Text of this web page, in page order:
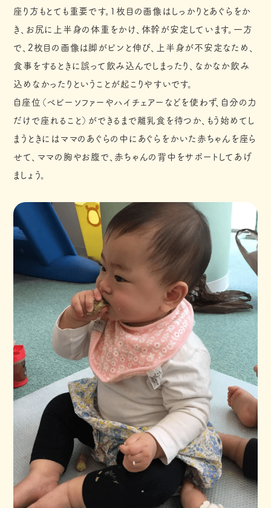
座り方もとても重要です。1枚目の画像はしっかりとあぐらをか
き、お尻に上半身の体重をかけ、体幹が安定しています。一方
で、2枚目の画像は脚がピンと伸び、上半身が不安定なため、
食事をするときに誤って飲み込んでしまったり、なかなか飲み
込めなかったりということが起こりやすいです。
自座位（ベビーソファーやハイチェアーなどを使わず、自分の力
だけで座れること）ができるまで離乳食を待つか、もう始めてし
まうときにはママのあぐらの中にあぐらをかいた赤ちゃんを座ら
せて、ママの胸やお腹で、赤ちゃんの背中をサポートしてあげ
ましょう。